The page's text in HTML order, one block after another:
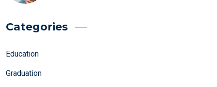
Categories
Education
Graduation